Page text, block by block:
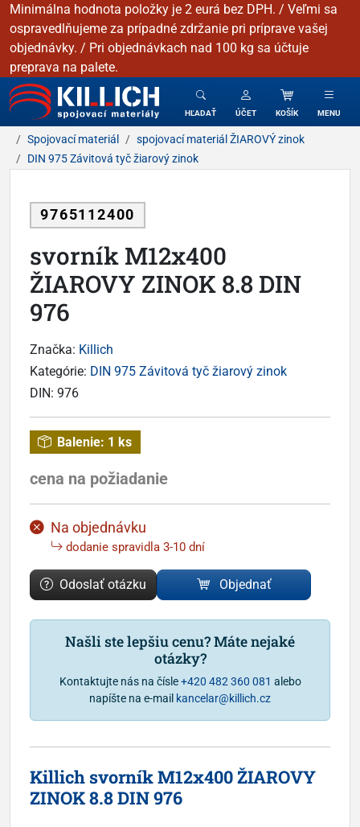
Minimálna hodnota položky je 2 eurá bez DPH. / Veľmi sa
ospravedlňujeme za prípadné zdržanie pri príprave vašej
objednávky. / Pri objednávkach nad 100 kg sa účtuje
preprava na palete.
KILLICH - Spojovacie materiály
HĽADAŤ ÚČET KOŠÍK MENU
Spojovací materiál
spojovací materiál ŽIAROVÝ zinok
DIN 975 Závitová tyč žiarový zinok
9765112400
svorník M12x400
ŽIAROVY ZINOK 8.8 DIN
976
Značka: Killich
Kategórie: DIN 975 Závitová tyč žiarový zinok
DIN: 976
Balenie: 1 ks
cena na požiadanie
Na objednávku
dodanie spravidla 3-10 dní
Odoslať otázku Objednať
Našli ste lepšiu cenu? Máte nejaké
otázky?
Kontaktujte nás na čísle+420 482 360 081 alebo
napíšte na e-mail kancelar@killich.cz
Killich svorník M12x400 ŽIAROVY
ZINOK 8.8 DIN 976